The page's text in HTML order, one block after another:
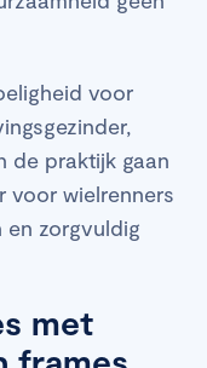
voor
de praktijk gaan
voor wielrenners
zorgvuldig
met